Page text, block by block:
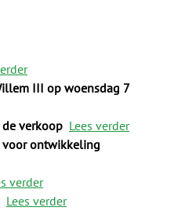
III op woensdag 7
verkoop Lees verder
ontwikkeling
verder
Lees verder